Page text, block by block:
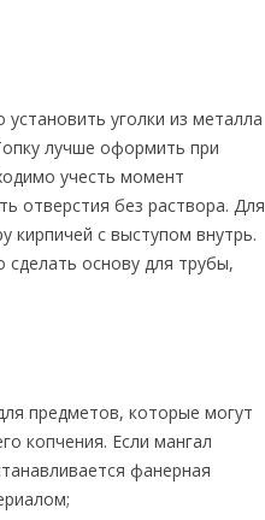
уголки из металла
лучше оформить при
учесть момент
отверстия без раствора. Для
с выступом внутрь.
основу для трубы,
предметов, которые могут
копчения. Если мангал
фанерная